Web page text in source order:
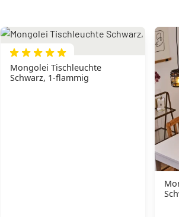
Mongolei Tischleuchte
Schwarz, 1-flammig